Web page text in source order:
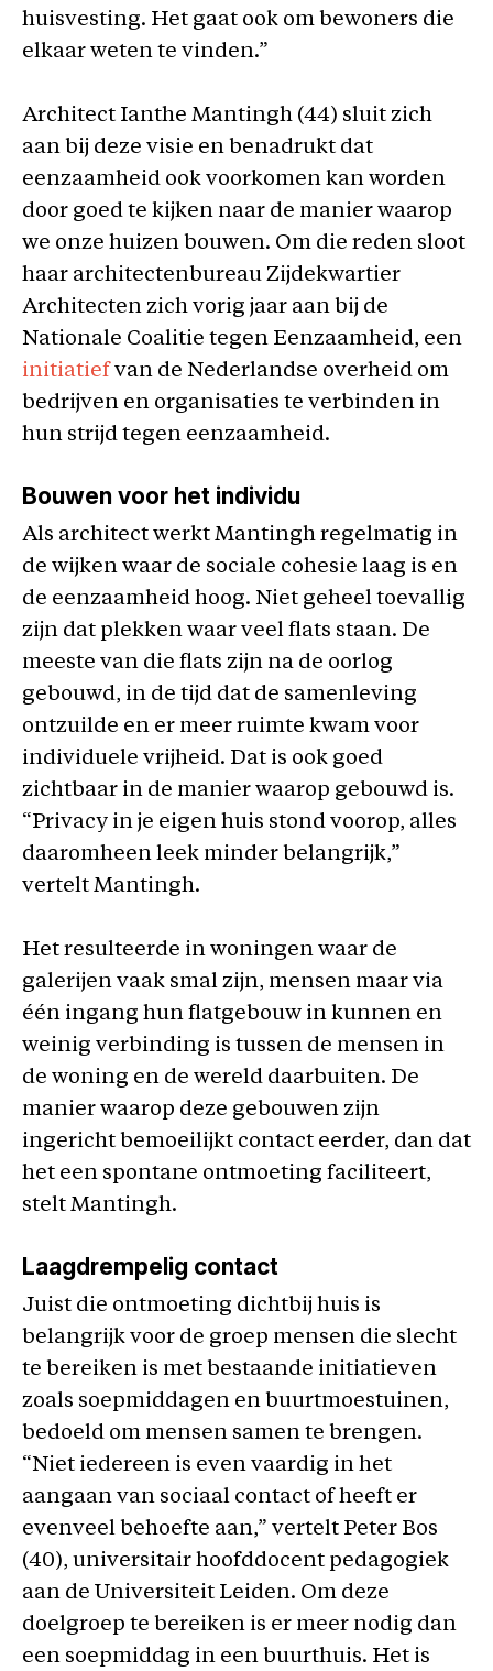
huisvesting. Het gaat ook om bewoners die
elkaar weten te vinden.”
Architect Ianthe Mantingh (44) sluit zich
aan bij deze visie en benadrukt dat
eenzaamheid ook voorkomen kan worden
door goed te kijken naar de manier waarop
we onze huizen bouwen. Om die reden sloot
haar architectenbureau Zijdekwartier
Architecten zich vorig jaar aan bij de
Nationale Coalitie tegen Eenzaamheid, een
initiatief van de Nederlandse overheid om
bedrijven en organisaties te verbinden in
hun strijd tegen eenzaamheid.
Bouwen voor het individu
Als architect werkt Mantingh regelmatig in
de wijken waar de sociale cohesie laag is en
de eenzaamheid hoog. Niet geheel toevallig
zijn dat plekken waar veel flats staan. De
meeste van die flats zijn na de oorlog
gebouwd, in de tijd dat de samenleving
ontzuilde en er meer ruimte kwam voor
individuele vrijheid. Dat is ook goed
zichtbaar in de manier waarop gebouwd is.
“Privacy in je eigen huis stond voorop, alles
daaromheen leek minder belangrijk,”
vertelt Mantingh.
Het resulteerde in woningen waar de
galerijen vaak smal zijn, mensen maar via
één ingang hun flatgebouw in kunnen en
weinig verbinding is tussen de mensen in
de woning en de wereld daarbuiten. De
manier waarop deze gebouwen zijn
ingericht bemoeilijkt contact eerder, dan dat
het een spontane ontmoeting faciliteert,
stelt Mantingh.
Laagdrempelig contact
Juist die ontmoeting dichtbij huis is
belangrijk voor de groep mensen die slecht
te bereiken is met bestaande initiatieven
zoals soepmiddagen en buurtmoestuinen,
bedoeld om mensen samen te brengen.
“Niet iedereen is even vaardig in het
aangaan van sociaal contact of heeft er
evenveel behoefte aan,” vertelt Peter Bos
(40), universitair hoofddocent pedagogiek
aan de Universiteit Leiden. Om deze
doelgroep te bereiken is er meer nodig dan
een soepmiddag in een buurthuis. Het is